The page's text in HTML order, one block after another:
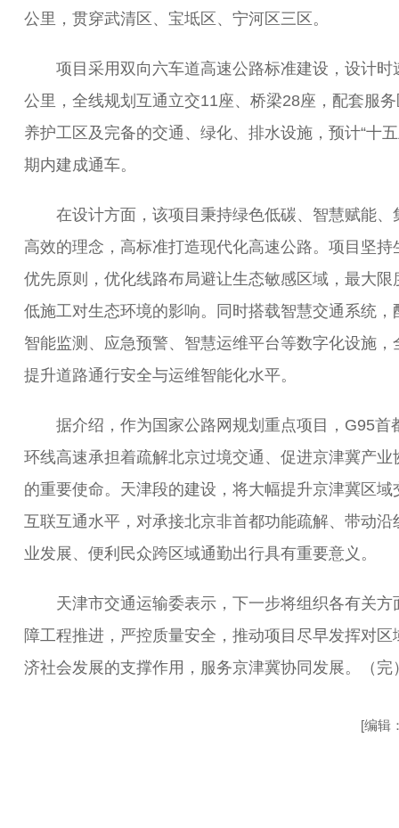
公里，贯穿武清区、宝坻区、宁河区三区。
项目采用双向六车道高速公路标准建设，设计时
公里，全线规划互通立交11座、桥梁28座，配套服
养护工区及完备的交通、绿化、排水设施，预计“十
期内建成通车。
在设计方面，该项目秉持绿色低碳、智慧赋能、
高效的理念，高标准打造现代化高速公路。项目坚持
优先原则，优化线路布局避让生态敏感区域，最大限
低施工对生态环境的影响。同时搭载智慧交通系统，
智能监测、应急预警、智慧运维平台等数字化设施，
提升道路通行安全与运维智能化水平。
据介绍，作为国家公路网规划重点项目，G95首
环线高速承担着疏解北京过境交通、促进京津冀产业
的重要使命。天津段的建设，将大幅提升京津冀区域
互联互通水平，对承接北京非首都功能疏解、带动沿
业发展、便利民众跨区域通勤出行具有重要意义。
天津市交通运输委表示，下一步将组织各有关方
障工程推进，严控质量安全，推动项目尽早发挥对区
济社会发展的支撑作用，服务京津冀协同发展。（完
[编辑